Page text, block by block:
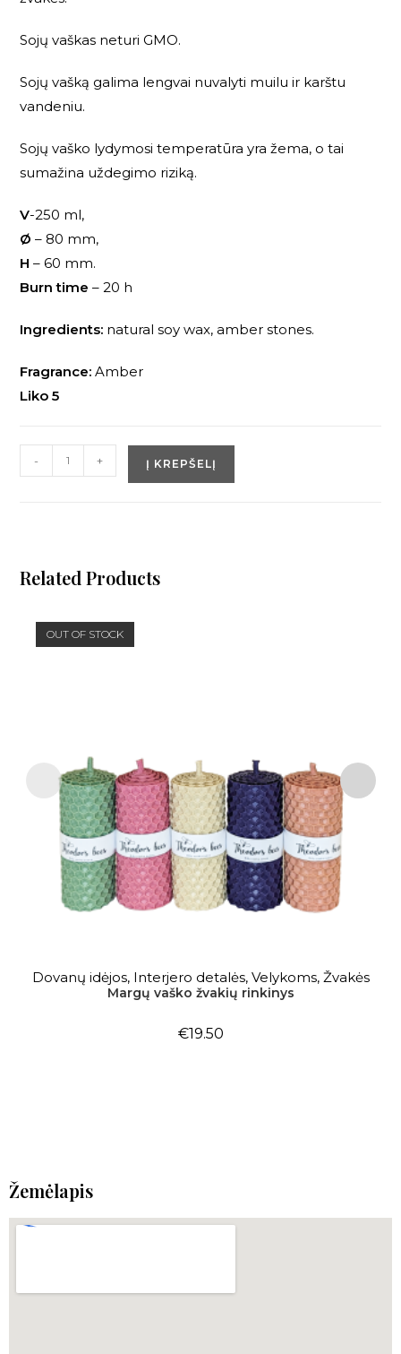
Sojų vaškas neturi GMO.
Sojų vašką galima lengvai nuvalyti muilu ir karštu
vandeniu.
Sojų vaško lydymosi temperatūra yra žema, o tai
sumažina uždegimo riziką.
V-250 ml,
Ø – 80 mm,
H – 60 mm.
Burn time – 20 h
Ingredients: natural soy wax, amber stones.
Fragrance: Amber
Liko 5
- + Į KREPŠELĮ
Related Products
OUT OF STOCK
DAUGIAU
Dovanų idėjos, Interjero detalės, Velykoms, Žvakės
Margų vaško žvakių rinkinys
€19.50
Žemėlapis